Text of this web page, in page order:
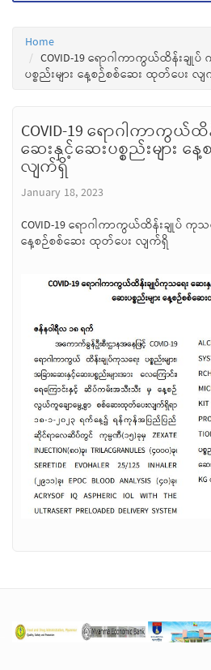
Home
COVID-19 ရောဂါကာကွယ်ထိန်းချု
ပစ္စည်းများ နေ့စဉ်စစ်ဆေး ထုတ်ပေး လ
COVID-19 ရောဂါကာကွယ်
ဆေးနှင့်ဆေးပစ္စည်းများ
လျက်ရှိ
January 18, 2023
COVID-19 ရောဂါကာကွယ်ထိန်းချုပ် ကုသ
နေ့စဉ်စစ်ဆေး ထုတ်ပေး လျက်ရှိ